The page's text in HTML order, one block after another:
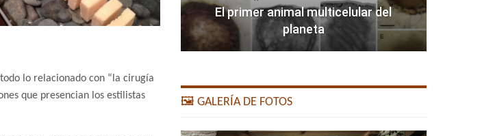
lo relacionado con “la cirugía
que presencian los estilistas
El primer animal multicelular del
planeta
🖼️ GALERÍA DE FOTOS